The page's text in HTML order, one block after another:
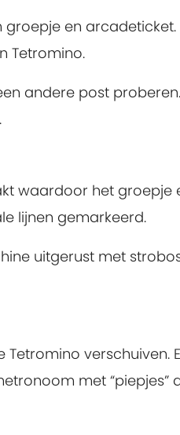
en
Tetromino.
andere post
waardoor het groepje
lijnen gemarkeerd.
uitgerust met
verschuiven.
met “piepjes”